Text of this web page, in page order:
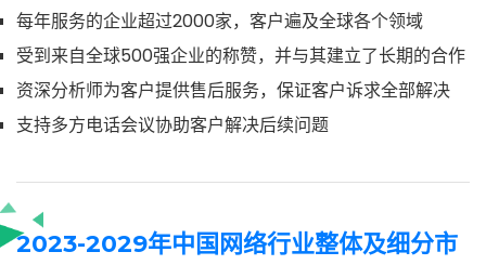
每年服务的企业超过2000家，客户遍及全球各个领域
受到来自全球500强企业的称赞，并与其建立了长期的合作
资深分析师为客户提供售后服务，保证客户诉求全部解决
支持多方电话会议协助客户解决后续问题
2023-2029年中国网络行业整体及细分市